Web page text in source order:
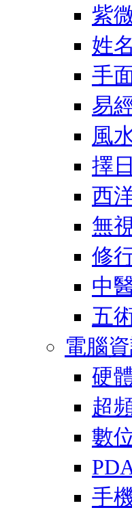
紫
姓
手
易
風
擇
西
無
修
中
五
電腦
硬
超
數
手